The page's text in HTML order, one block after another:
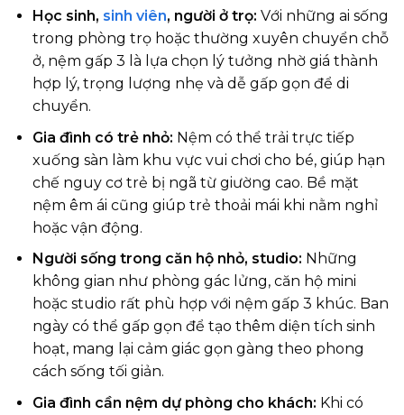
Học sinh, sinh viên, người ở trọ: Với những ai sống
trong phòng trọ hoặc thường xuyên chuyển chỗ
ở, nệm gấp 3 là lựa chọn lý tưởng nhờ giá thành
hợp lý, trọng lượng nhẹ và dễ gấp gọn để di
chuyển.
Gia đình có trẻ nhỏ: Nệm có thể trải trực tiếp
xuống sàn làm khu vực vui chơi cho bé, giúp hạn
chế nguy cơ trẻ bị ngã từ giường cao. Bề mặt
nệm êm ái cũng giúp trẻ thoải mái khi nằm nghỉ
hoặc vận động.
Người sống trong căn hộ nhỏ, studio: Những
không gian như phòng gác lửng, căn hộ mini
hoặc studio rất phù hợp với nệm gấp 3 khúc. Ban
ngày có thể gấp gọn để tạo thêm diện tích sinh
hoạt, mang lại cảm giác gọn gàng theo phong
cách sống tối giản.
Gia đình cần nệm dự phòng cho khách: Khi có